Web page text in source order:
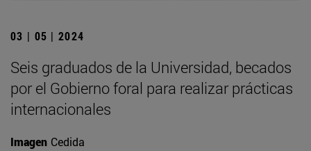
03 | 05 | 2024
Seis graduados de la Universidad, becados
por el Gobierno foral para realizar prácticas
internacionales
Imagen Cedida